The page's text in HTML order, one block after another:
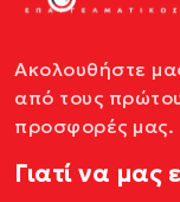
Ακολουθήστε
από τους
προσφορές μας.
Γιατί να μας